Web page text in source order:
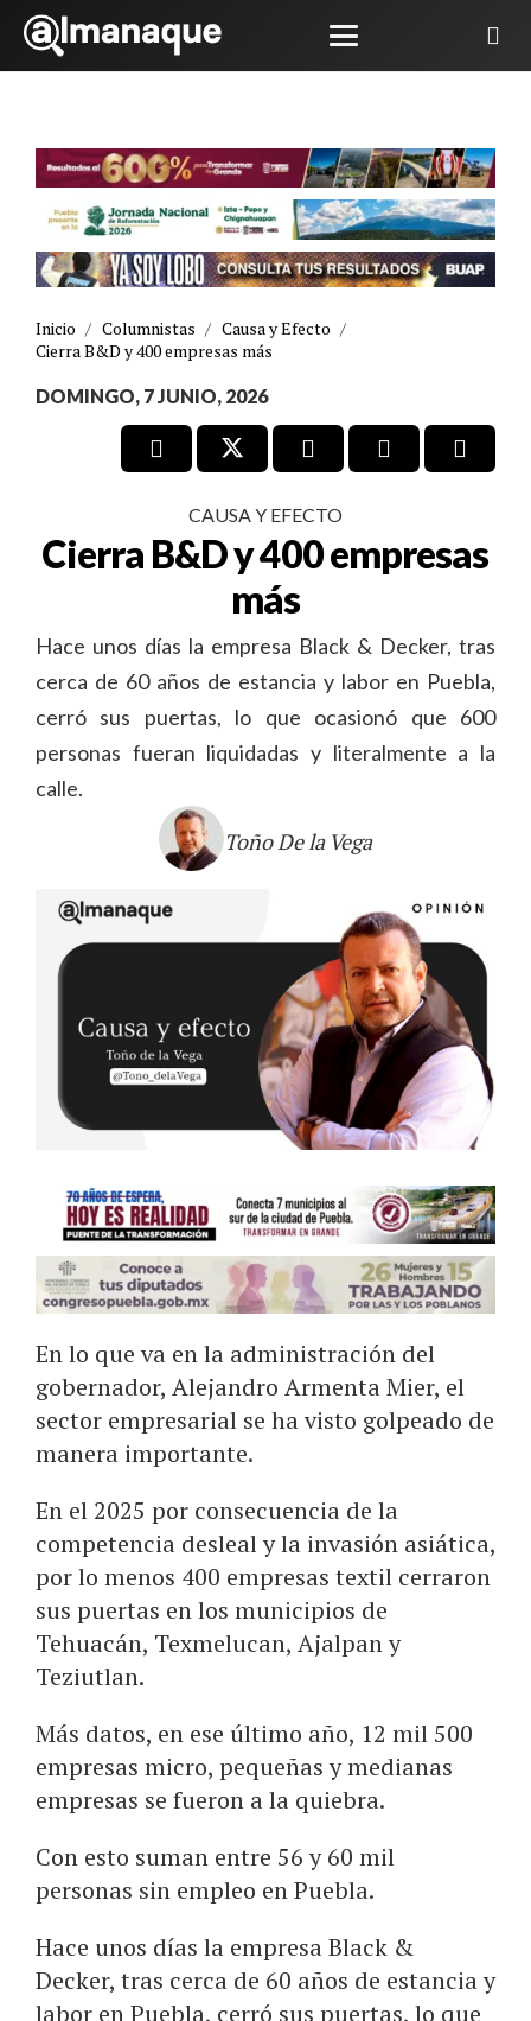
Inicio / Columnistas / Causa y Efecto /
Cierra B&D y 400 empresas más
DOMINGO, 7 JUNIO, 2026
CAUSA Y EFECTO
Cierra B&D y 400 empresas
más
Hace unos días la empresa Black & Decker, tras
cerca de 60 años de estancia y labor en Puebla,
cerró sus puertas, lo que ocasionó que 600
personas fueran liquidadas y literalmente a la
calle.
Toño De la Vega
En lo que va en la administración del
gobernador, Alejandro Armenta Mier, el
sector empresarial se ha visto golpeado de
manera importante.
En el 2025 por consecuencia de la
competencia desleal y la invasión asiática,
por lo menos 400 empresas textil cerraron
sus puertas en los municipios de
Tehuacán, Texmelucan, Ajalpan y
Teziutlan.
Más datos, en ese último año, 12 mil 500
empresas micro, pequeñas y medianas
empresas se fueron a la quiebra.
Con esto suman entre 56 y 60 mil
personas sin empleo en Puebla.
Hace unos días la empresa Black &
Decker, tras cerca de 60 años de estancia y
labor en Puebla, cerró sus puertas, lo que